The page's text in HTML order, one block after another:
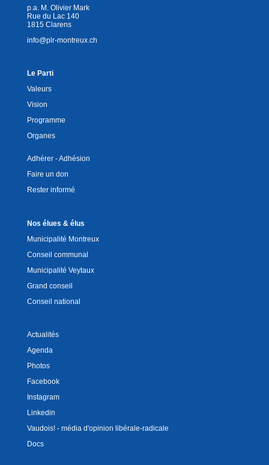
o
o
k
n
p
p
p.a. M. Olivier Mark
Rue du Lac 140
1815 Clarens
info@plr-montreux.ch
Le Parti
Valeurs
Vision
Programme
Organes
Adhérer - Adhésion
Faire un don
Rester informé
Nos élues & élus
Municipalité Montreux
Conseil communal
Municipalité Veytaux
Grand conseil
Conseil national
Actualités
Agenda
Photos
Facebook
Instagram
Linkedin
Vaudois! - média d'opinion libérale-radicale
Docs